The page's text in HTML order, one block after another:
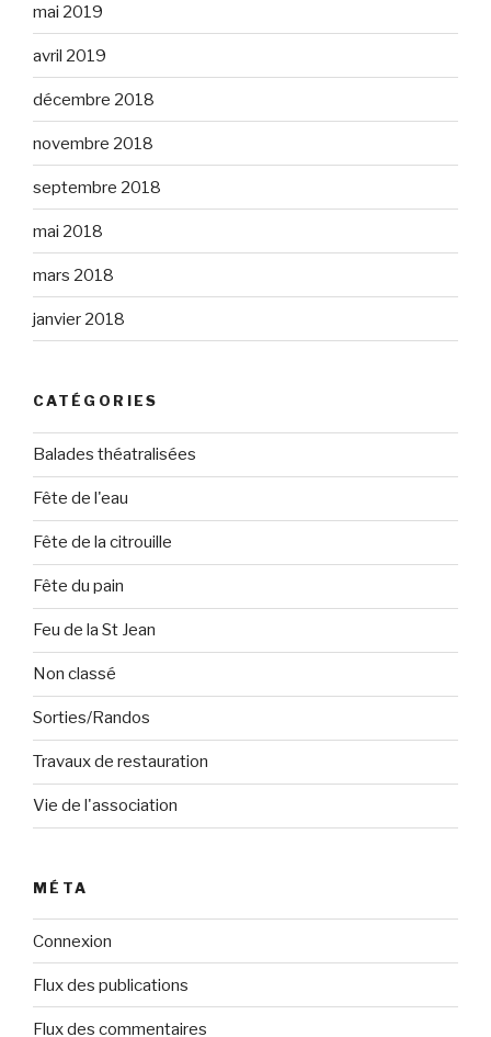
mai 2019
avril 2019
décembre 2018
novembre 2018
septembre 2018
mai 2018
mars 2018
janvier 2018
CATÉGORIES
Balades théatralisées
Fête de l'eau
Fête de la citrouille
Fête du pain
Feu de la St Jean
Non classé
Sorties/Randos
Travaux de restauration
Vie de l'association
MÉTA
Connexion
Flux des publications
Flux des commentaires